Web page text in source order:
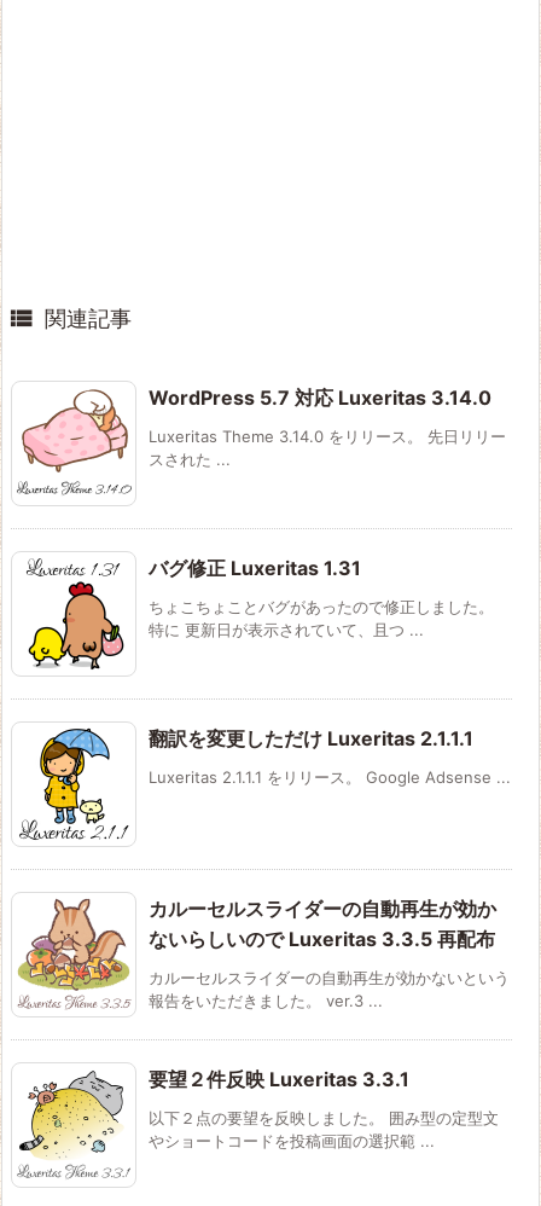
 関連記事
WordPress 5.7 対応 Luxeritas 3.14.0
Luxeritas Theme 3.14.0 をリリース。 先日リリー
スされた ...
バグ修正 Luxeritas 1.31
ちょこちょことバグがあったので修正しました。
特に 更新日が表示されていて、且つ ...
翻訳を変更しただけ Luxeritas 2.1.1.1
Luxeritas 2.1.1.1 をリリース。 Google Adsense ...
カルーセルスライダーの自動再生が効か
ないらしいので Luxeritas 3.3.5 再配布
カルーセルスライダーの自動再生が効かないという
報告をいただきました。 ver.3 ...
要望２件反映 Luxeritas 3.3.1
以下２点の要望を反映しました。 囲み型の定型文
やショートコードを投稿画面の選択範 ...